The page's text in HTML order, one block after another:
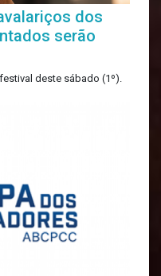
dos
serão
deste sábado (1º).